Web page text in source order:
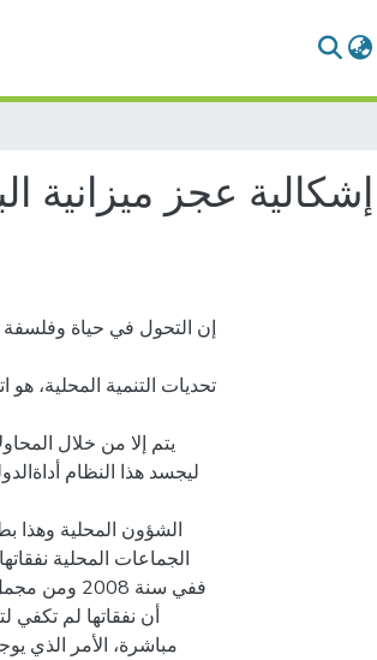
إشكالية عجز ميزانية
إن التحول في حياة وفلسفة
تحديات التنمية المحلية،
يتم إلا من خلال
ليجسد هذا النظام
الشؤون المحلية وهذا
الجماعات المحلية
أن نفقاتها لم تكفي
مباشرة، الأمر الذي